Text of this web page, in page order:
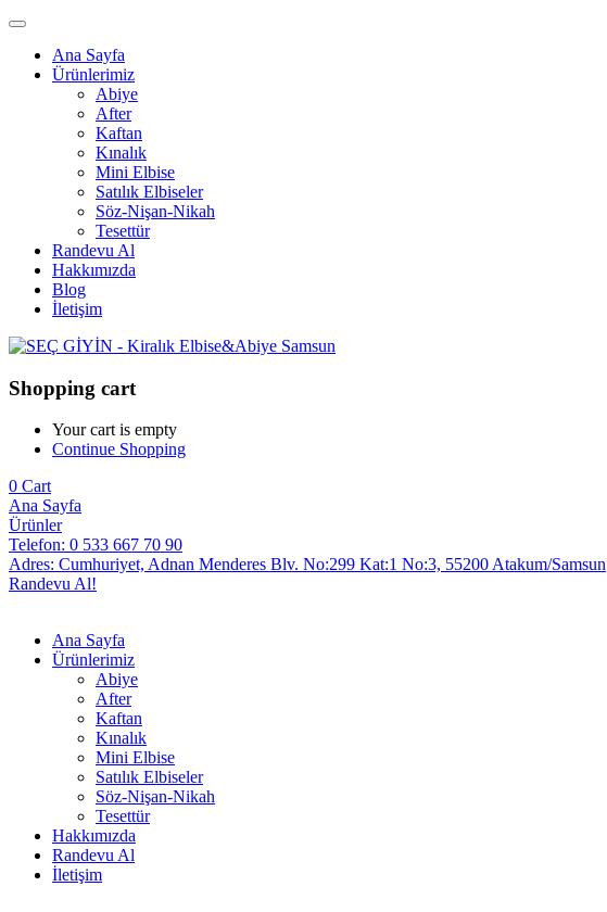
Ana Sayfa
Ürünlerimiz
Abiye
After
Kaftan
Kınalık
Mini Elbise
Satılık Elbiseler
Söz-Nişan-Nikah
Tesettür
Randevu Al
Hakkımızda
Blog
İletişim
Shopping cart
Your cart is empty
Continue Shopping
0 Cart
Ana Sayfa
Ürünler
Telefon: 0 533 667 70 90
Adres: Cumhuriyet, Adnan Menderes Blv. No:299 Kat:1 No:3, 55200 Atakum/Samsun
Randevu Al!
Ana Sayfa
Ürünlerimiz
Abiye
After
Kaftan
Kınalık
Mini Elbise
Satılık Elbiseler
Söz-Nişan-Nikah
Tesettür
Hakkımızda
Randevu Al
İletişim